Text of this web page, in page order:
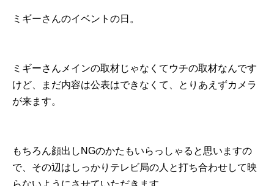
ミギーさんのイベントの日。
ミギーさんメインの取材じゃなくてウチの取材なんです
けど、まだ内容は公表はできなくて、とりあえずカメラ
が来ます。
もちろん顔出しNGのかたもいらっしゃると思いますの
で、その辺はしっかりテレビ局の人と打ち合わせして映
らないようにさせていただきます。